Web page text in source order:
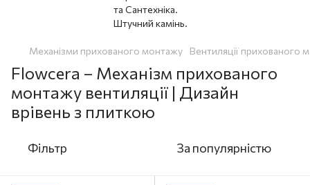
Механізми прихованого монтажу Вентиляції прихованого
Flowcera – Механізм прихованого
монтажу вентиляції | Дизайн
врівень з плиткою
Фільтр За популярністю